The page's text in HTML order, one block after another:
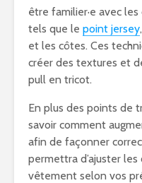
être familier·e avec
tels que le point jersey
et les côtes. Ces
créer des textures et
pull en tricot.
En plus des points de
savoir comment
afin de façonner
permettra d’ajuster
vêtement selon vos